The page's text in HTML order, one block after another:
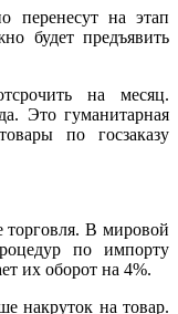
перенесут на этап
будет предъявить
на месяц.
Это гуманитарная
по госзаказу
В мировой
по импорту
их оборот на 4%.
накруток на товар.